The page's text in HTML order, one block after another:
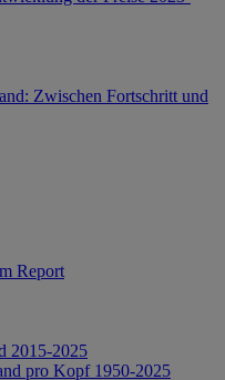
Zwischen Fortschritt und
Report
2015-2025
pro Kopf 1950-2025